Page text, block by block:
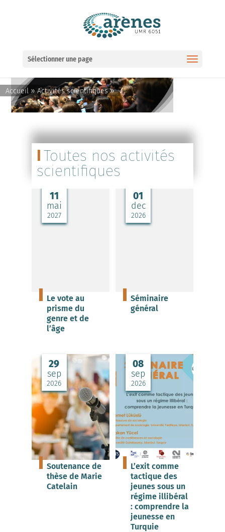
Sélectionner une page
Accueil »Activités scientifiques»
Toutes nos activités
scientifiques
11
mai
2027
Le vote au
prisme du
genre et de
l’âge
01
dec
2026
Séminaire
général
29
sep
2026
Soutenance de
thèse de Marie
Catelain
08
sep
2026
L’exit comme
tactique des
jeunes sous un
régime illibéral
: comprendre la
jeunesse en
Turquie